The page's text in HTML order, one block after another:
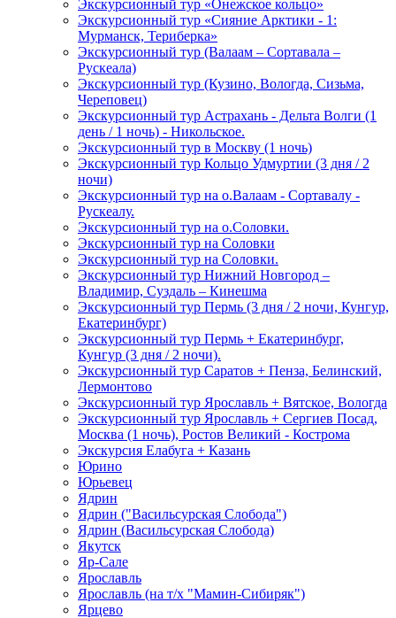
Экскурсионный тур «Онежское кольцо»
Экскурсионный тур «Сияние Арктики - 1:
Мурманск, Териберка»
Экскурсионный тур (Валаам – Сортавала –
Рускеала)
Экскурсионный тур (Кузино, Вологда, Сизьма,
Череповец)
Экскурсионный тур Астрахань - Дельта Волги (1
день / 1 ночь) - Никольское.
Экскурсионный тур в Москву (1 ночь)
Экскурсионный тур Кольцо Удмуртии (3 дня / 2
ночи)
Экскурсионный тур на о.Валаам - Сортавалу -
Рускеалу.
Экскурсионный тур на о.Соловки.
Экскурсионный тур на Соловки
Экскурсионный тур на Соловки.
Экскурсионный тур Нижний Новгород –
Владимир, Суздаль – Кинешма
Экскурсионный тур Пермь (3 дня / 2 ночи, Кунгур,
Екатеринбург)
Экскурсионный тур Пермь + Екатеринбург,
Кунгур (3 дня / 2 ночи).
Экскурсионный тур Саратов + Пенза, Белинский,
Лермонтово
Экскурсионный тур Ярославль + Вятское, Вологда
Экскурсионный тур Ярославль + Сергиев Посад,
Москва (1 ночь), Ростов Великий - Кострома
Экскурсия Елабуга + Казань
Юрино
Юрьевец
Ядрин
Ядрин ("Васильсурская Слобода")
Ядрин (Васильсурская Слобода)
Якутск
Яр-Сале
Ярославль
Ярославль (на т/х "Мамин-Сибиряк")
Ярцево